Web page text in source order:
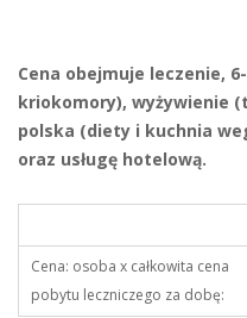
Cena obejmuje leczenie,
kriokomory), wyżywienie
polska (diety i kuchnia
oraz usługę hotelową.
Cena: osoba x całkowita cena
pobytu leczniczego za dobę: